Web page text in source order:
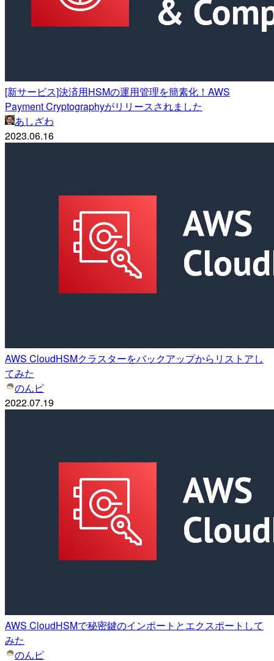
[新サービス]決済用HSMの運用管理を簡素化！AWS
Payment Cryptographyがリリースされました
あしざわ
2023.06.16
AWS CloudHSMクラスターをバックアップからリストアし
てみた
のんピ
2022.07.19
AWS CloudHSMで秘密鍵のインポートとエクスポートして
みた
のんピ